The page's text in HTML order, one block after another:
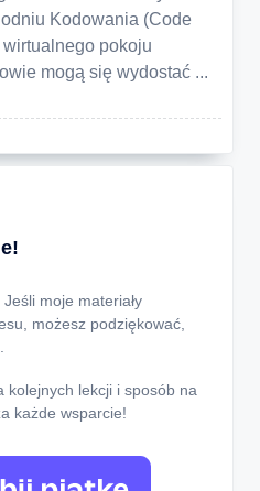
Kodowania (Code
pokoju
mogą się wydostać ...
moje materiały
możesz podziękować,
kolejnych lekcji i sposób na
każde wsparcie!